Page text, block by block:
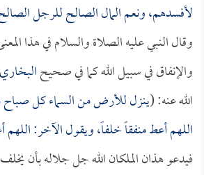
لأفسدهم، ونعم المال الصالح للرجل
وقال النبي عليه الصلاة والسلام في هذا
والإنفاق في سبيل الله كما في صحيحالبخاري
الله عنه: (ينزل للأرض من السماء كل صباح
اللهم أعط منفقاً خلفاً، ويقول الآخر: اللهم
فيدعو هذان الملكان الله جل جلاله بأن